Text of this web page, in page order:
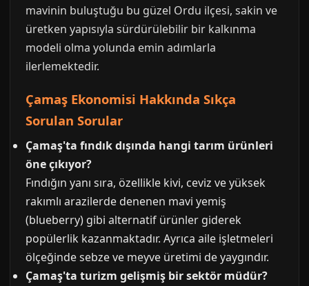
mavinin buluştuğu bu güzel Ordu ilçesi, sakin ve
üretken yapısıyla sürdürülebilir bir kalkınma
modeli olma yolunda emin adımlarla
ilerlemektedir.
Çamaş Ekonomisi Hakkında Sıkça
Sorulan Sorular
Çamaş'ta fındık dışında hangi tarım ürünleri
öne çıkıyor?
Fındığın yanı sıra, özellikle kivi, ceviz ve yüksek
rakımlı arazilerde denenen mavi yemiş
(blueberry) gibi alternatif ürünler giderek
popülerlik kazanmaktadır. Ayrıca aile işletmeleri
ölçeğinde sebze ve meyve üretimi de yaygındır.
Çamaş'ta turizm gelişmiş bir sektör müdür?